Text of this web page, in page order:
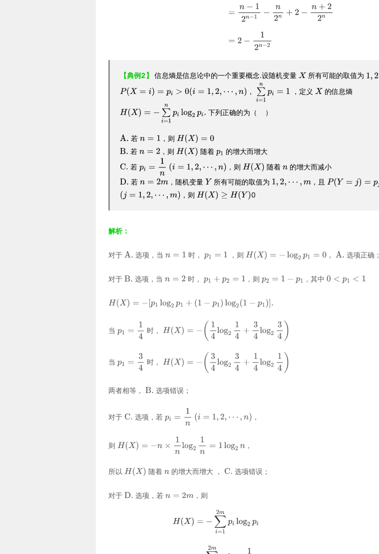
【典例2】 信息熵是信息论中的一个重要概念.设随机变量 所有可能的取值为
，
，定义 的信息熵
下列正确的为（ ）
若
，则
若
，则 随着
的增大而增大
若
，则 随着
的增大而减小
若
，随机变量 所有可能的取值为
，且
，则
0
解析：
对于 选项，当 时， ，则 ， 选项正确；
对于 选项，当 时， ，则 ，其中
当 时，
当 时，
两者相等， 选项错误；
对于 选项，若 ，
则 ，
所以 随着 的增大而增大 ， 选项错误；
对于 选项，若 ，则